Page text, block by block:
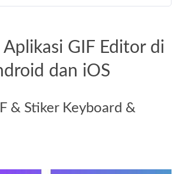
Aplikasi GIF Editor di
dan iOS
& Stiker Keyboard &